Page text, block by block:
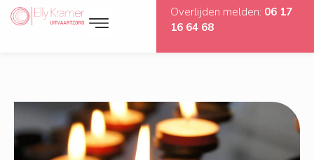
Overlijden melden: 06 17
16 64 68